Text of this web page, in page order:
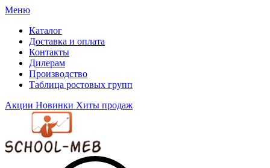
Меню
Каталог
Доставка и оплата
Контакты
Дилерам
Производство
Таблица ростовых групп
Акции Новинки Хиты продаж